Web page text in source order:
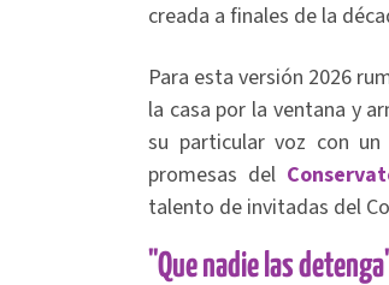
creada a finales de la
Para esta versión 2026
la casa por la ventana y
su particular voz con
promesas del
talento de invitadas del
"Que nadie las